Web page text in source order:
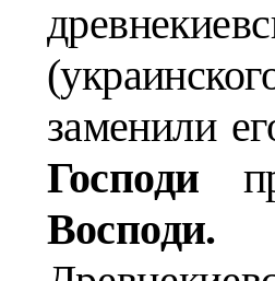
за­менили
Господи